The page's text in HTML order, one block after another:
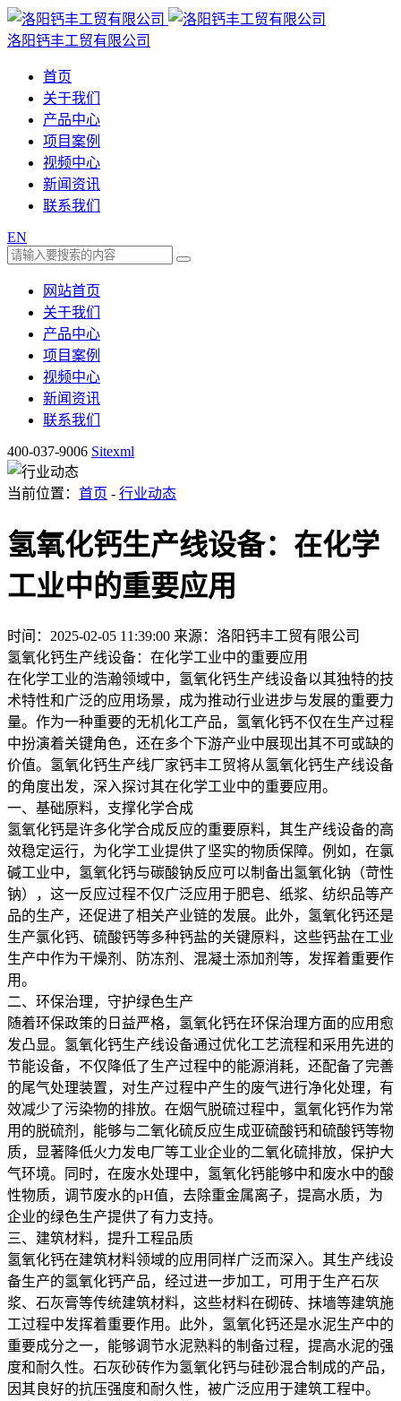
洛阳钙丰工贸有限公司
首页
关于我们
产品中心
项目案例
视频中心
新闻资讯
联系我们
EN
网站首页
关于我们
产品中心
项目案例
视频中心
新闻资讯
联系我们
400-037-9006 Sitexml
当前位置： 首页 - 行业动态
氢氧化钙生产线设备：在化学
工业中的重要应用
时间：2025-02-05 11:39:00 来源：洛阳钙丰工贸有限公司
氢氧化钙生产线设备：在化学工业中的重要应用
在化学工业的浩瀚领域中，氢氧化钙生产线设备以其独特的技
术特性和广泛的应用场景，成为推动行业进步与发展的重要力
量。作为一种重要的无机化工产品，氢氧化钙不仅在生产过程
中扮演着关键角色，还在多个下游产业中展现出其不可或缺的
价值。 氢氧化钙生产线厂家钙丰工贸将从氢氧化钙生产线设备
的角度出发，深入探讨其在化学工业中的重要应用。
一、基础原料，支撑化学合成
氢氧化钙是许多化学合成反应的重要原料，其生产线设备的高
效稳定运行，为化学工业提供了坚实的物质保障。例如，在氯
碱工业中，氢氧化钙与碳酸钠反应可以制备出氢氧化钠（苛性
钠），这一反应过程不仅广泛应用于肥皂、纸浆、纺织品等产
品的生产，还促进了相关产业链的发展。此外，氢氧化钙还是
生产氯化钙、硫酸钙等多种钙盐的关键原料，这些钙盐在工业
生产中作为干燥剂、防冻剂、混凝土添加剂等，发挥着重要作
用。
二、环保治理，守护绿色生产
随着环保政策的日益严格，氢氧化钙在环保治理方面的应用愈
发凸显。氢氧化钙生产线设备通过优化工艺流程和采用先进的
节能设备，不仅降低了生产过程中的能源消耗，还配备了完善
的尾气处理装置，对生产过程中产生的废气进行净化处理，有
效减少了污染物的排放。在烟气脱硫过程中，氢氧化钙作为常
用的脱硫剂，能够与二氧化硫反应生成亚硫酸钙和硫酸钙等物
质，显著降低火力发电厂等工业企业的二氧化硫排放，保护大
气环境。同时，在废水处理中，氢氧化钙能够中和废水中的酸
性物质，调节废水的pH值，去除重金属离子，提高水质，为
企业的绿色生产提供了有力支持。
三、建筑材料，提升工程品质
氢氧化钙在建筑材料领域的应用同样广泛而深入。其生产线设
备生产的氢氧化钙产品，经过进一步加工，可用于生产石灰
浆、石灰膏等传统建筑材料，这些材料在砌砖、抹墙等建筑施
工过程中发挥着重要作用。此外，氢氧化钙还是水泥生产中的
重要成分之一，能够调节水泥熟料的制备过程，提高水泥的强
度和耐久性。石灰砂砖作为氢氧化钙与硅砂混合制成的产品，
因其良好的抗压强度和耐久性，被广泛应用于建筑工程中。